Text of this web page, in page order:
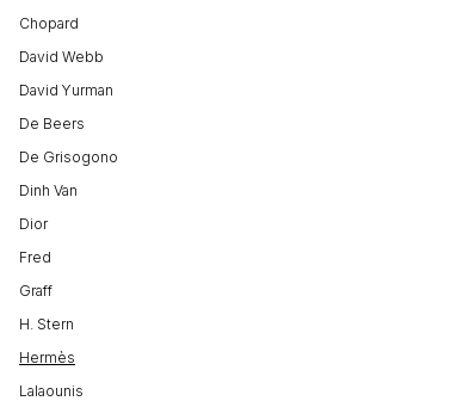
Chopard
David Webb
David Yurman
De Beers
De Grisogono
Dinh Van
Dior
Fred
Graff
H. Stern
Hermès
Lalaounis